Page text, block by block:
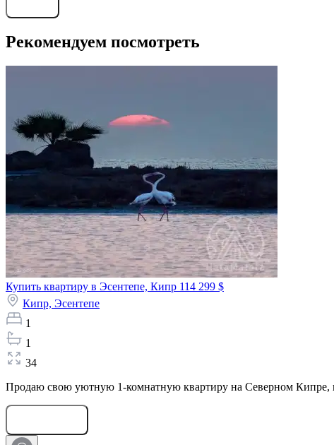
Рекомендуем посмотреть
Купить квартиру в Эсентепе, Кипр 114 299 $
Кипр, Эсентепе
1
1
34
Продаю свою уютную 1-комнатную квартиру на Северном Кипре,